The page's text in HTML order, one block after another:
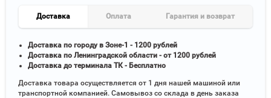
Доставка Оплата Гарантия и возврат
Доставка по городу в Зоне-1 - 1200 рублей
Доставка по Ленинградской области - от 1200 рублей
Доставка до терминала ТК - Бесплатно
Доставка товара осуществляется от 1 дня нашей машиной или
транспортной компанией. Самовывоз со склада в день заказа